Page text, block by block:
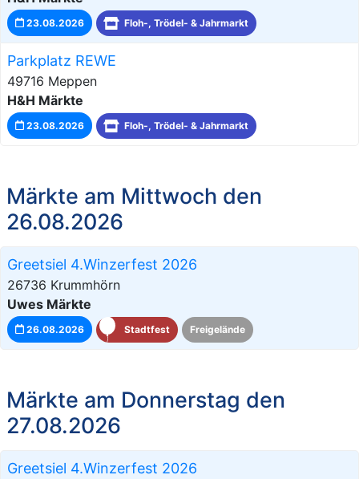
23.08.2026 Floh-, Trödel- & Jahrmarkt
Parkplatz REWE
49716 Meppen
H&H Märkte
23.08.2026 Floh-, Trödel- & Jahrmarkt
Märkte am Mittwoch den
26.08.2026
Greetsiel 4.Winzerfest 2026
26736 Krummhörn
Uwes Märkte
26.08.2026 Stadtfest Freigelände
Märkte am Donnerstag den
27.08.2026
Greetsiel 4.Winzerfest 2026